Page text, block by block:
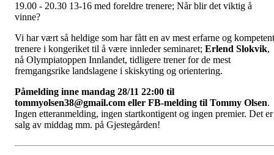
19.00 - 20.30 13-16 med foreldre trenere; Når blir det viktig å
vinne?
Vi har vært så heldige som har fått en av mest erfarne og
trenere i kongeriket til å være innleder seminaret; Erlend Slokvik,
nå Olympiatoppen Innlandet, tidligere trener for de mest
fremgangsrike landslagene i skiskyting og orientering.
Påmelding inne mandag 28/11 22:00 til
tommyolsen38@gmail.com eller FB-melding til Tommy Olsen.
Ingen etteranmelding, ingen startkontigent og ingen premier. Det er
salg av middag mm. på Gjestegården!